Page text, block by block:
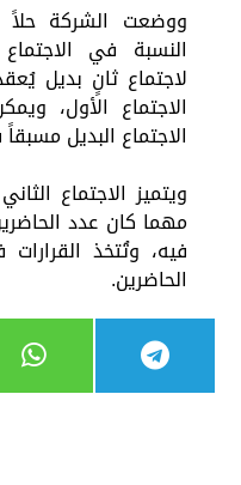
ووضعت الشركة
النسبة في
لاجتماع ثانٍ بديل
الاجتماع الأول،
الاجتماع البديل
ويتميز الاجتماع
مهما كان عدد
فيه، وتُتخذ
الحاضرين.